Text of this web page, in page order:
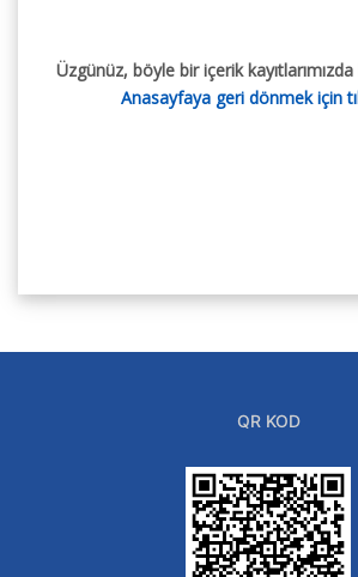
Üzgünüz, böyle bir içerik kayıtlarımızda
Anasayfaya geri dönmek için
QR KOD